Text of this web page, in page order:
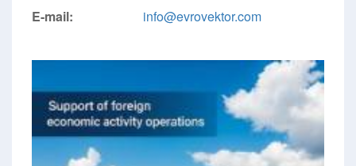
E-mail:
info@evrovektor.com